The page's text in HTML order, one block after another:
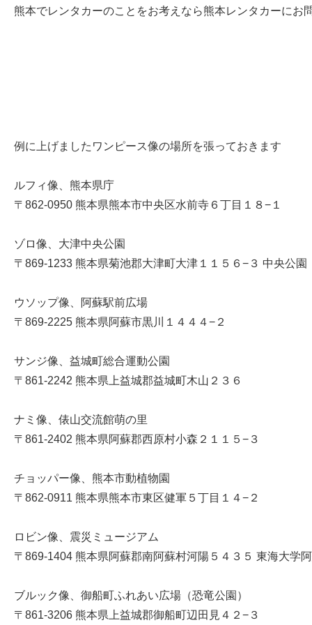
熊本でレンタカーのことをお考えなら熊本レンタカーにお
例に上げましたワンピース像の場所を張っておきます
ルフィ像、熊本県庁
〒862-0950 熊本県熊本市中央区水前寺６丁目１８−１
ゾロ像、大津中央公園
〒869-1233 熊本県菊池郡大津町大津１１５６−３ 中央公園
ウソップ像、阿蘇駅前広場
〒869-2225 熊本県阿蘇市黒川１４４４−２
サンジ像、益城町総合運動公園
〒861-2242 熊本県上益城郡益城町木山２３６
ナミ像、俵山交流館萌の里
〒861-2402 熊本県阿蘇郡西原村小森２１１５−３
チョッパー像、熊本市動植物園
〒862-0911 熊本県熊本市東区健軍５丁目１４−２
ロビン像、震災ミュージアム
〒869-1404 熊本県阿蘇郡南阿蘇村河陽５４３５ 東海大学
ブルック像、御船町ふれあい広場（恐竜公園）
〒861-3206 熊本県上益城郡御船町辺田見４２−３